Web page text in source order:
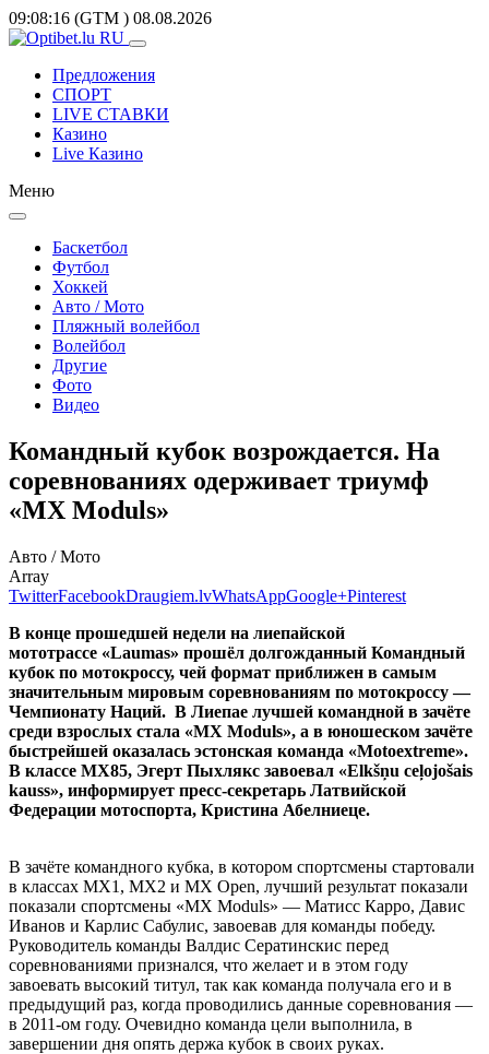
09:08:16 (GTM ) 08.08.2026
Предложения
СПОРТ
LIVE СТАВКИ
Казино
Live Казино
Меню
Баскетбол
Футбол
Хоккей
Авто / Мото
Пляжный волейбол
Волейбол
Другие
Фото
Видео
Командный кубок возрождается. На
соревнованиях одерживает триумф
«MX Moduls»
Авто / Мото
Array
TwitterFacebookDraugiem.lvWhatsAppGoogle+Pinterest
В конце прошедшей недели на лиепайской
мототрассе «Laumas» прошёл долгожданный Командный
кубок по мотокроссу, чей формат приближен в самым
значительным мировым соревнованиям по мотокроссу —
Чемпионату Наций. В Лиепае лучшей командной в зачёте
среди взрослых стала «MX Moduls», а в юношеском зачёте
быстрейшей оказалась эстонская команда «Motoextreme».
В классе MX85, Эгерт Пыхлякс завоевал «Elkšņu ceļojošais
kauss», информирует пресс-секретарь Латвийской
Федерации мотоспорта, Кристина Абелниеце.
В зачёте командного кубка, в котором спортсмены стартовали
в классах MX1, MX2 и MX Open, лучший результат показали
показали спортсмены «MX Moduls» — Матисс Карро, Давис
Иванов и Карлис Сабулис, завоевав для команды победу.
Руководитель команды Валдис Сератинскис перед
соревнованиями признался, что желает и в этом году
завоевать высокий титул, так как команда получала его и в
предыдущий раз, когда проводились данные соревнования —
в 2011-ом году. Очевидно команда цели выполнила, в
завершении дня опять держа кубок в своих руках.